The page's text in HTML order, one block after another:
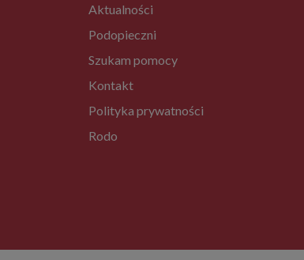
Aktualności
Podopieczni
Szukam pomocy
Kontakt
Polityka prywatności
Rodo